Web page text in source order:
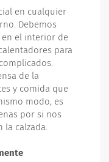
en cualquier
Debemos
el interior de
para
de la
y comida que
modo, es
por si nos
la calzada.